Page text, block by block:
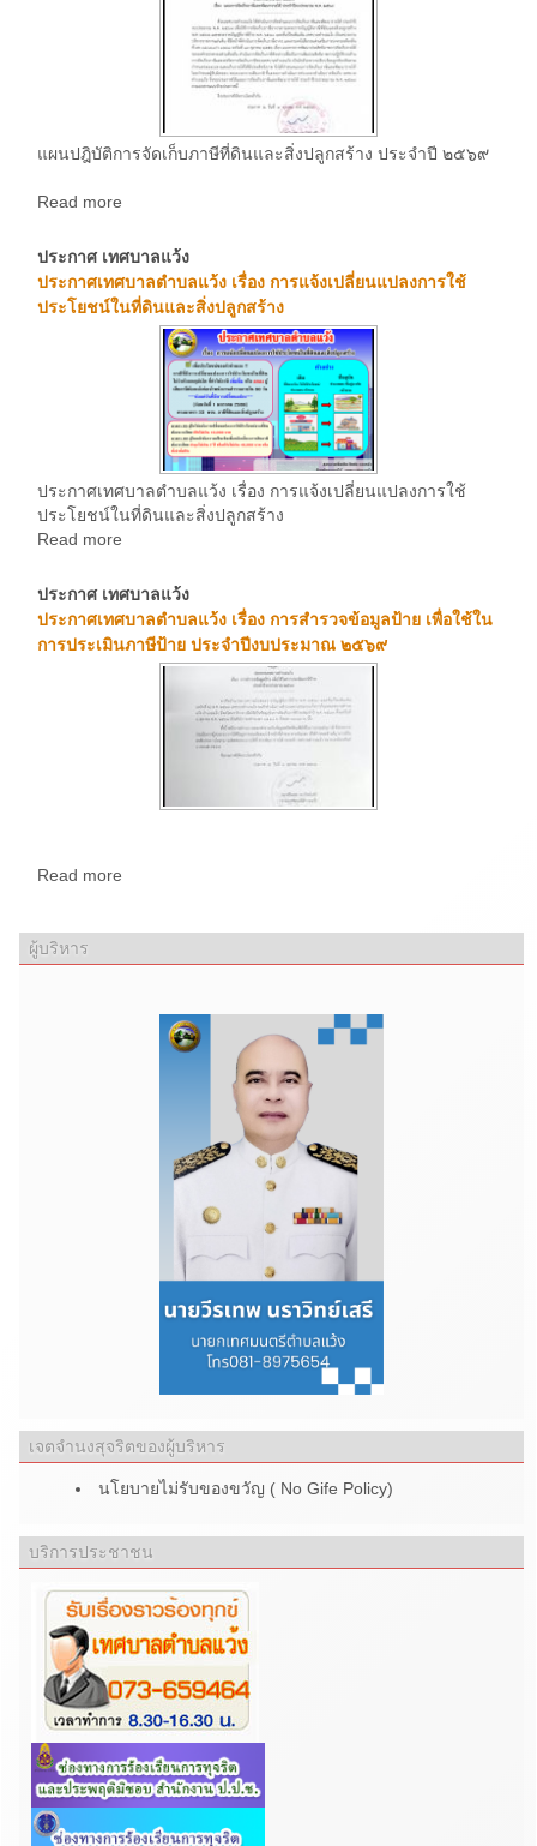
แผนปฎิบัติการจัดเก็บภาษีที่ดินและสิ่งปลูกสร้าง ประจำปี ๒๕๖๙
Read more
ประกาศ เทศบาลแว้ง
ประกาศเทศบาลตำบลแว้ง เรื่อง การแจ้งเปลี่ยนแปลงการใช้
ประโยชน์ในที่ดินและสิ่งปลูกสร้าง
ประกาศเทศบาลตำบลแว้ง เรื่อง การแจ้งเปลี่ยนแปลงการใช้
ประโยชน์ในที่ดินและสิ่งปลูกสร้าง
Read more
ประกาศ เทศบาลแว้ง
ประกาศเทศบาลตำบลแว้ง เรื่อง การสำรวจข้อมูลป้าย เพื่อใช้ใน
การประเมินภาษีป้าย ประจำปีงบประมาณ ๒๕๖๙
Read more
ผู้บริหาร
เจตจำนงสุจริตของผู้บริหาร
นโยบายไม่รับของขวัญ ( No Gife Policy)
บริการประชาชน